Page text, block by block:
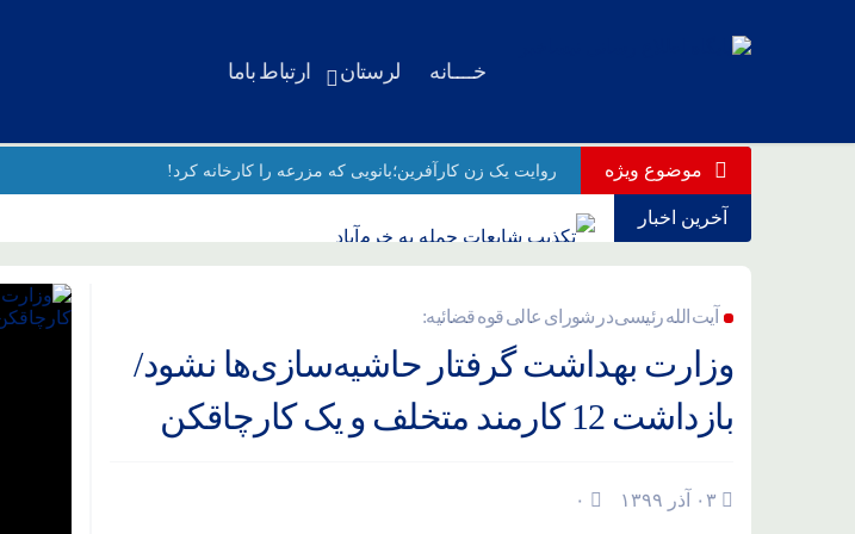
خــــانه لرستان ارتباط باما
موضوع ویژه روایت یک زن کارآفرین؛بانویی که مزرعه را کارخانه کرد!
آخرین اخبار
تکذیب شایعات حمله به خرم‌آباد
پیام امیر حاتمی به مردم صبور و وفادار ایران
قدردانی فرمانده کل سپاه جهت حضور میلیونی مردم در تشییع قائد شهید
ورود پیکر رهبر شهید انقلاب به مصلی امام خمینی (ره)
آیت الله رئیسی در شورای عالی قوه قضائیه:
وزارت بهداشت گرفتار حاشیه‌سازی‌ها نشود/
بازداشت 12 کارمند متخلف و یک کارچاق‎کن
۰